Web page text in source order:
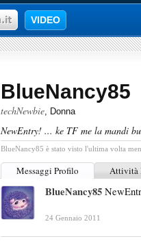
VIDEO
BlueNancy85
techNewbie, Donna
NewEntry! ... ke TF me la mandi
BlueNancy85 è stato visto l'ultima volta
Messaggi Profilo Attività
BlueNancy85
24 Gennaio 2011